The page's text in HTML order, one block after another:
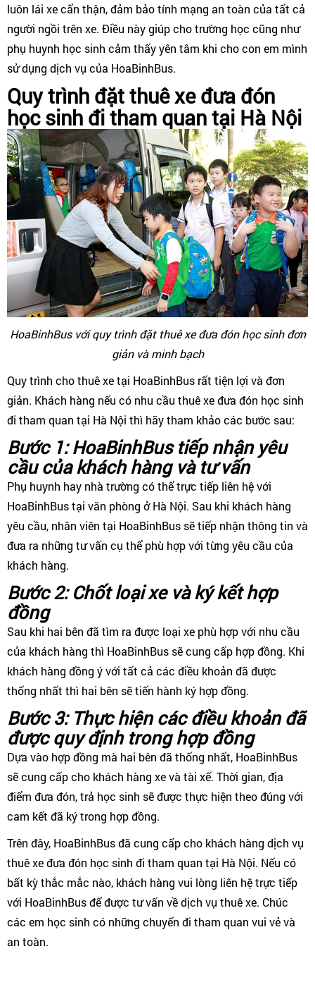
luôn lái xe cẩn thận, đảm bảo tính mạng an toàn của tất cả
người ngồi trên xe. Điều này giúp cho trường học cũng như
phụ huynh học sinh cảm thấy yên tâm khi cho con em mình
sử dụng dịch vụ của HoaBinhBus.
Quy trình đặt thuê xe đưa đón
học sinh đi tham quan tại Hà Nội
HoaBinhBus với quy trình đặt thuê xe đưa đón học sinh đơn
giản và minh bạch
Quy trình cho thuê xe tại HoaBinhBus rất tiện lợi và đơn
giản. Khách hàng nếu có nhu cầu thuê xe đưa đón học sinh
đi tham quan tại Hà Nội thì hãy tham khảo các bước sau:
Bước 1: HoaBinhBus tiếp nhận yêu
cầu của khách hàng và tư vấn
Phụ huynh hay nhà trường có thể trực tiếp liên hệ với
HoaBinhBus tại văn phòng ở Hà Nội. Sau khi khách hàng
yêu cầu, nhân viên tại HoaBinhBus sẽ tiếp nhận thông tin và
đưa ra những tư vấn cụ thể phù hợp với từng yêu cầu của
khách hàng.
Bước 2: Chốt loại xe và ký kết hợp
đồng
Sau khi hai bên đã tìm ra được loại xe phù hợp với nhu cầu
của khách hàng thì HoaBinhBus sẽ cung cấp hợp đồng. Khi
khách hàng đồng ý với tất cả các điều khoản đã được
thống nhất thì hai bên sẽ tiến hành ký hợp đồng.
Bước 3: Thực hiện các điều khoản đã
được quy định trong hợp đồng
Dựa vào hợp đồng mà hai bên đã thống nhất, HoaBinhBus
sẽ cung cấp cho khách hàng xe và tài xế. Thời gian, địa
điểm đưa đón, trả học sinh sẽ được thực hiện theo đúng với
cam kết đã ký trong hợp đồng.
Trên đây, HoaBinhBus đã cung cấp cho khách hàng dịch vụ
thuê xe đưa đón học sinh đi tham quan tại Hà Nội. Nếu có
bất kỳ thắc mắc nào, khách hàng vui lòng liên hệ trực tiếp
với HoaBinhBus để được tư vấn về dịch vụ thuê xe. Chúc
các em học sinh có những chuyến đi tham quan vui vẻ và
an toàn.